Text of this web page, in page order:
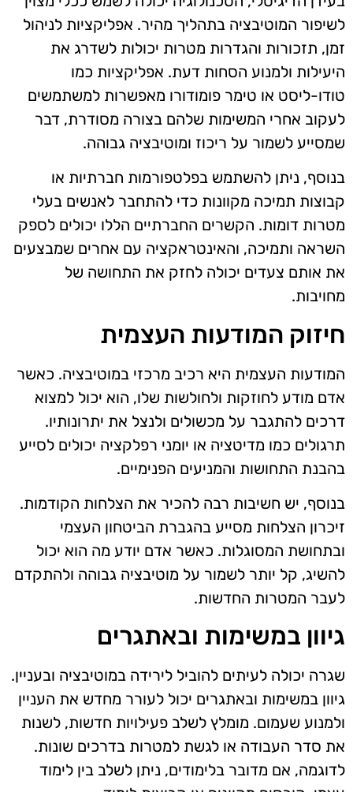
לשיפור המוטיבציה בתהליך מהיר. אפליקציות לניהול
זמן, תזכורות והגדרות מטרות יכולות לשדרג את
היעילות ולמנוע הסחות דעת. אפליקציות כמו
טודו-ליסט או טימר פומודורו מאפשרות למשתמשים
לעקוב אחרי המשימות שלהם בצורה מסודרת, דבר
שמסייע לשמור על ריכוז ומוטיבציה גבוהה.
בנוסף, ניתן להשתמש בפלטפורמות חברתיות או
קבוצות תמיכה מקוונות כדי להתחבר לאנשים בעלי
מטרות דומות. הקשרים החברתיים הללו יכולים לספק
השראה ותמיכה, והאינטראקציה עם אחרים שמבצעים
את אותם צעדים יכולה לחזק את התחושה של
מחויבות.
חיזוק המודעות העצמית
המודעות העצמית היא רכיב מרכזי במוטיבציה. כאשר
אדם מודע לחוזקות ולחולשות שלו, הוא יכול למצוא
דרכים להתגבר על מכשולים ולנצל את יתרונותיו.
תרגולים כמו מדיטציה או יומני רפלקציה יכולים לסייע
בהבנת התחושות והמניעים הפנימיים.
בנוסף, יש חשיבות רבה להכיר את הצלחות הקודמות.
זיכרון הצלחות מסייע בהגברת הביטחון העצמי
ובתחושת המסוגלות. כאשר אדם יודע מה הוא יכול
להשיג, קל יותר לשמור על מוטיבציה גבוהה ולהתקדם
לעבר המטרות החדשות.
גיוון במשימות ובאתגרים
שגרה יכולה לעיתים להוביל לירידה במוטיבציה ובעניין.
גיוון במשימות ובאתגרים יכול לעורר מחדש את העניין
ולמנוע שעמום. מומלץ לשלב פעילויות חדשות, לשנות
את סדר העבודה או לגשת למטרות בדרכים שונות.
לדוגמה, אם מדובר בלימודים, ניתן לשלב בין לימוד